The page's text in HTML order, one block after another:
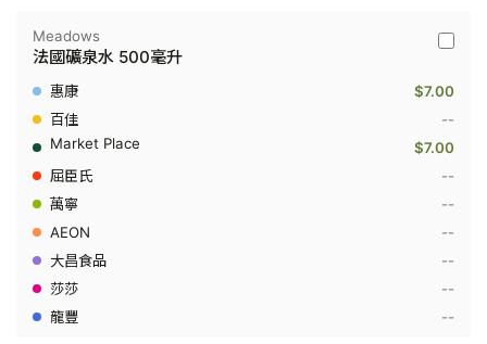
法
國
礦
水
升
Meadows
法國礦泉水 500毫升
$7.00
--
$7.00
--
--
--
--
--
--